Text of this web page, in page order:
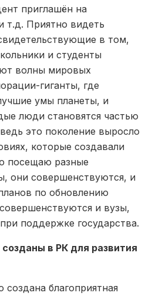
приглашён на
т.д. Приятно видеть
в том,
и студенты
волны мировых
гиганты, где
умы планеты, и
люди становятся частью
это поколение выросло
которые создавали
посещаю разные
они совершенствуются, и
по обновлению
и вузы,
поддержке государства.
в РК для развития
благоприятная